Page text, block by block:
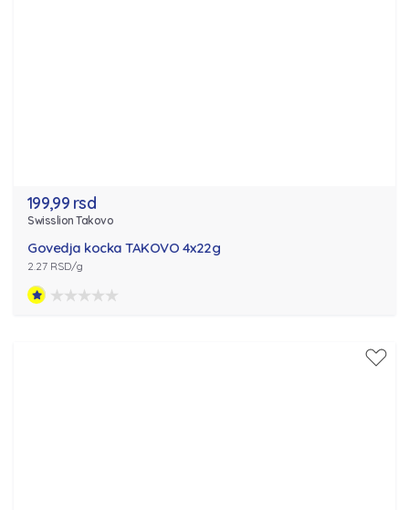
199,99 rsd
Swisslion Takovo
Govedja kocka TAKOVO 4x22g
2.27 RSD/g